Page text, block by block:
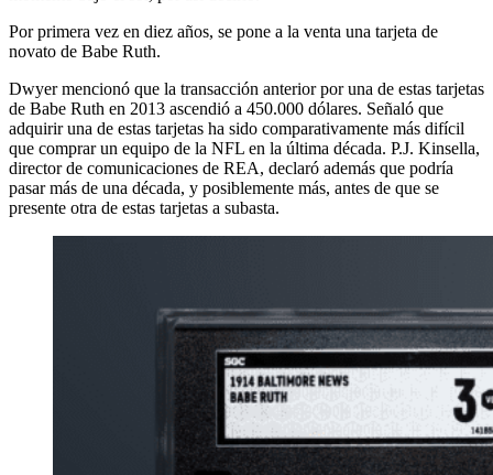
Por primera vez en diez años, se pone a la venta una tarjeta de
novato de Babe Ruth.
Dwyer mencionó que la transacción anterior por una de estas tarjetas
de Babe Ruth en 2013 ascendió a 450.000 dólares. Señaló que
adquirir una de estas tarjetas ha sido comparativamente más difícil
que comprar un equipo de la NFL en la última década. P.J. Kinsella,
director de comunicaciones de REA, declaró además que podría
pasar más de una década, y posiblemente más, antes de que se
presente otra de estas tarjetas a subasta.